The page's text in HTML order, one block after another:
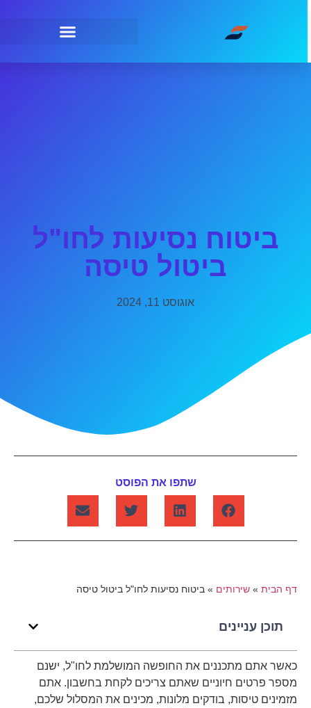
ביטוח נסיעות לחו"ל
ביטול טיסה
אוגוסט 11, 2024
שתפו את הפוסט
דף הבית» שירותים» ביטוח נסיעות לחו"ל ביטול טיסה
תוכן עניינים
כאשר אתם מתכננים את החופשה המושלמת לחו"ל, ישנם
מספר פרטים חיוניים שאתם צריכים לקחת בחשבון. אתם
מזמינים טיסות, בודקים מלונות, מכינים את המסלול שלכם,